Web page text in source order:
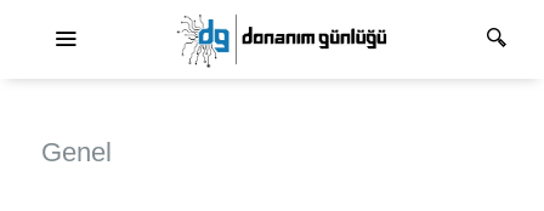
Genel